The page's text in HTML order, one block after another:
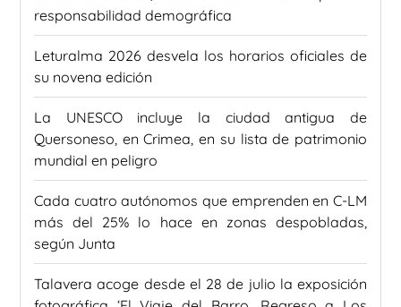
responsabilidad demográfica
Leturalma 2026 desvela los horarios oficiales de
su novena edición
La UNESCO incluye la ciudad antigua de
Quersoneso, en Crimea, en su lista de patrimonio
mundial en peligro
Cada cuatro autónomos que emprenden en C-LM
más del 25% lo hace en zonas despobladas,
según Junta
Talavera acoge desde el 28 de julio la exposición